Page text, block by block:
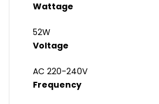
Wattage
52W
Voltage
AC 220-240V
Frequency